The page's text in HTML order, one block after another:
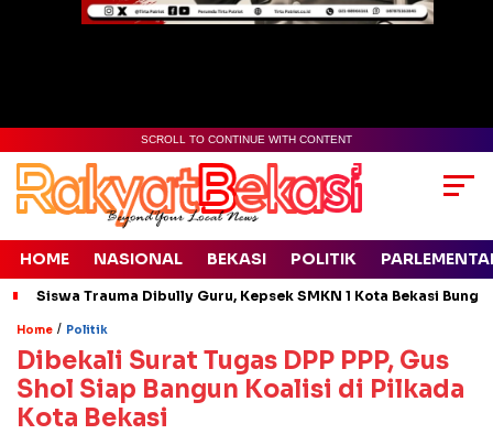
SCROLL TO CONTINUE WITH CONTENT
HOME NASIONAL BEKASI POLITIK
Siswa Trauma Dibully Guru, Kepsek SMKN 1 Kota Bekasi
Home / Politik
Dibekali Surat Tugas DPP PPP, Gus
Shol Siap Bangun Koalisi di Pilkada
Kota Bekasi